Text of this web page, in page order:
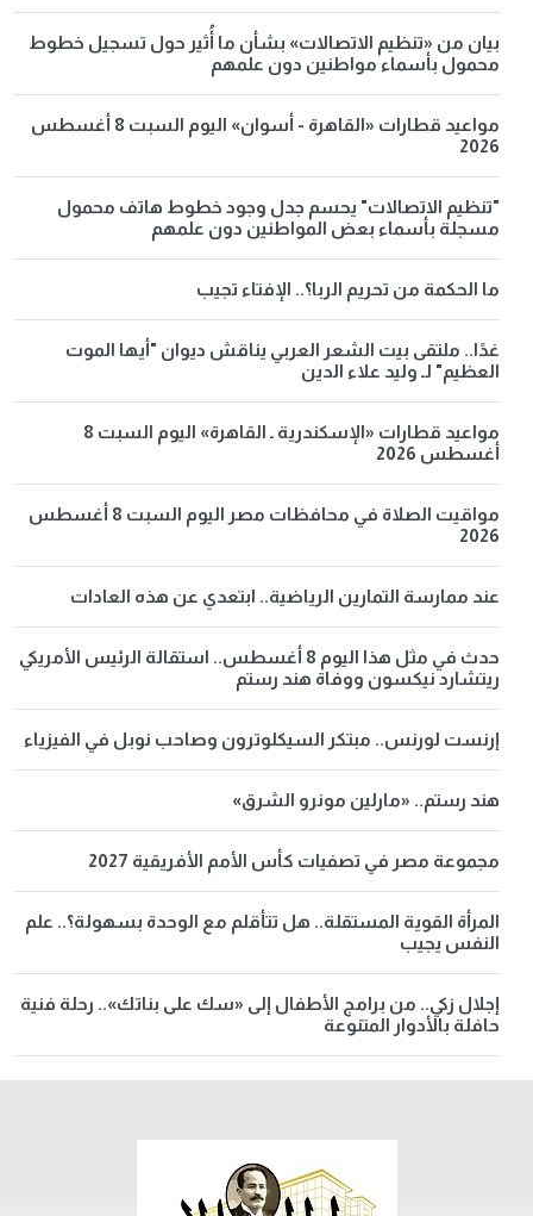
بيان من «تنظيم الاتصالات» بشأن ما أُثير حول تسجيل خطوط
محمول بأسماء مواطنين دون علمهم
مواعيد قطارات «القاهرة - أسوان» اليوم السبت 8 أغسطس
2026
"تنظيم الاتصالات" يحسم جدل وجود خطوط هاتف محمول
مسجلة بأسماء بعض المواطنين دون علمهم
ما الحكمة من تحريم الربا؟.. الإفتاء تجيب
غدًا.. ملتقى بيت الشعر العربي يناقش ديوان "أيها الموت
العظيم" لـ وليد علاء الدين
مواعيد قطارات «الإسكندرية ـ القاهرة» اليوم السبت 8
أغسطس 2026
مواقيت الصلاة في محافظات مصر اليوم السبت 8 أغسطس
2026
عند ممارسة التمارين الرياضية.. ابتعدي عن هذه العادات
حدث في مثل هذا اليوم 8 أغسطس.. استقالة الرئيس الأمريكي
ريتشارد نيكسون ووفاة هند رستم
إرنست لورنس.. مبتكر السيكلوترون وصاحب نوبل في الفيزياء
هند رستم.. «مارلين مونرو الشرق»
مجموعة مصر في تصفيات كأس الأمم الأفريقية 2027
المرأة القوية المستقلة.. هل تتأقلم مع الوحدة بسهولة؟.. علم
النفس يجيب
إجلال زكي.. من برامج الأطفال إلى «سك على بناتك».. رحلة فنية
حافلة بالأدوار المتنوعة